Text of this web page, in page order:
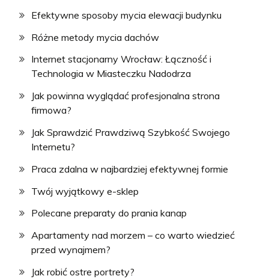
Efektywne sposoby mycia elewacji budynku
Różne metody mycia dachów
Internet stacjonarny Wrocław: Łączność i
Technologia w Miasteczku Nadodrza
Jak powinna wyglądać profesjonalna strona
firmowa?
Jak Sprawdzić Prawdziwą Szybkość Swojego
Internetu?
Praca zdalna w najbardziej efektywnej formie
Twój wyjątkowy e-sklep
Polecane preparaty do prania kanap
Apartamenty nad morzem – co warto wiedzieć
przed wynajmem?
Jak robić ostre portrety?